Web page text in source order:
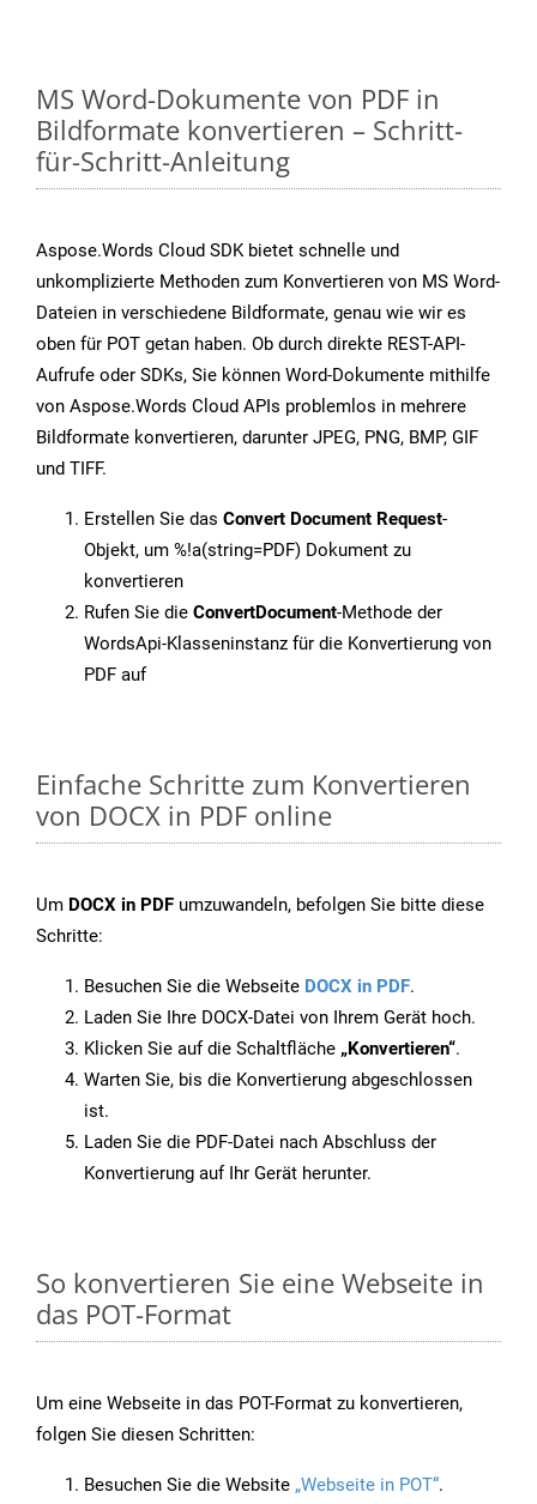
MS Word-Dokumente von PDF in
Bildformate konvertieren – Schritt-
für-Schritt-Anleitung
Aspose.Words Cloud SDK bietet schnelle und
unkomplizierte Methoden zum Konvertieren von MS Word-
Dateien in verschiedene Bildformate, genau wie wir es
oben für POT getan haben. Ob durch direkte REST-API-
Aufrufe oder SDKs, Sie können Word-Dokumente mithilfe
von Aspose.Words Cloud APIs problemlos in mehrere
Bildformate konvertieren, darunter JPEG, PNG, BMP, GIF
und TIFF.
Erstellen Sie das Convert Document Request-
Objekt, um %!a(string=PDF) Dokument zu
konvertieren
Rufen Sie die ConvertDocument-Methode der
WordsApi-Klasseninstanz für die Konvertierung von
PDF auf
Einfache Schritte zum Konvertieren
von DOCX in PDF online
Um DOCX in PDF umzuwandeln, befolgen Sie bitte diese
Schritte:
Besuchen Sie die Webseite DOCX in PDF.
Laden Sie Ihre DOCX-Datei von Ihrem Gerät hoch.
Klicken Sie auf die Schaltfläche „Konvertieren“.
Warten Sie, bis die Konvertierung abgeschlossen
ist.
Laden Sie die PDF-Datei nach Abschluss der
Konvertierung auf Ihr Gerät herunter.
So konvertieren Sie eine Webseite in
das POT-Format
Um eine Webseite in das POT-Format zu konvertieren,
folgen Sie diesen Schritten:
Besuchen Sie die Website „Webseite in POT“.